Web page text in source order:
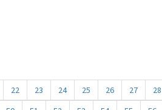
22 23 24 25 26 27 28